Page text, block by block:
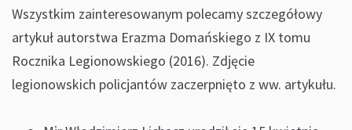
Wszystkim zainteresowanym polecamy szczegółowy
artykuł autorstwa Erazma Domańskiego z IX tomu
Rocznika Legionowskiego (2016). Zdjęcie
legionowskich policjantów zaczerpnięto z ww. artykułu.